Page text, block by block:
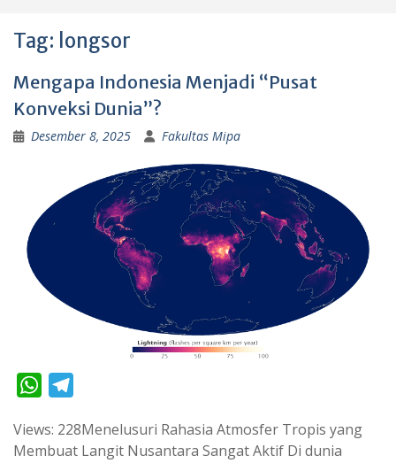
Tag: longsor
Mengapa Indonesia Menjadi “Pusat
Konveksi Dunia”?
Desember 8, 2025 Fakultas Mipa
W
a
l
Views: 228Menelusuri Rahasia Atmosfer Tropis yang
Membuat Langit Nusantara Sangat Aktif Di dunia